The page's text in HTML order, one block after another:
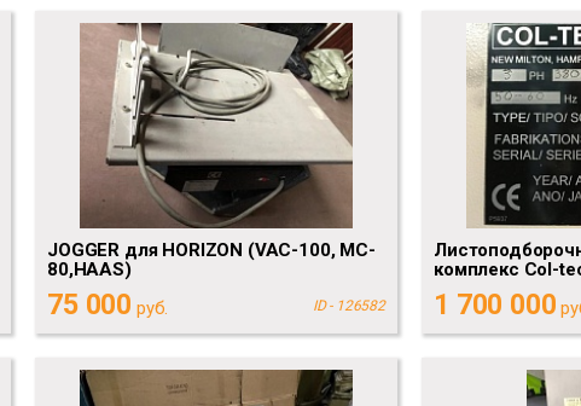
JOGGER для HORIZON (VAC-100, MC-
80,HAAS)
75 000 руб. ID - 126582
комплекс Col-
1 700 000